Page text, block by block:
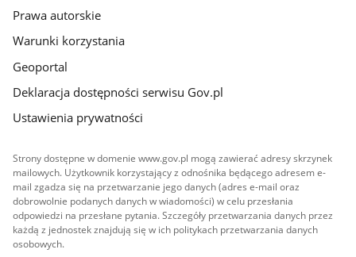
Prawa autorskie
Warunki korzystania
Geoportal
Deklaracja dostępności serwisu Gov.pl
Ustawienia prywatności
Strony dostępne w domenie www.gov.pl mogą zawierać adresy skrzynek
mailowych. Użytkownik korzystający z odnośnika będącego adresem e-
mail zgadza się na przetwarzanie jego danych (adres e-mail oraz
dobrowolnie podanych danych w wiadomości) w celu przesłania
odpowiedzi na przesłane pytania. Szczegóły przetwarzania danych przez
każdą z jednostek znajdują się w ich politykach przetwarzania danych
osobowych.